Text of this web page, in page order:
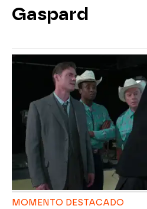
Gaspard
MOMENTO DESTACADO